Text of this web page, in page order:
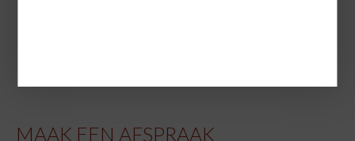
MAAK EEN AFSPRAAK